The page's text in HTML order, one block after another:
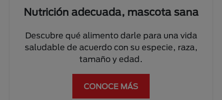
Nutrición adecuada, mascota sana
Descubre qué alimento darle para una vida
saludable de acuerdo con su especie, raza,
tamaño y edad.
CONOCE MÁS